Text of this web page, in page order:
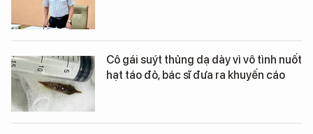
Cô gái suýt thủng dạ dày vì vô tình nuốt
hạt táo đỏ, bác sĩ đưa ra khuyến cáo